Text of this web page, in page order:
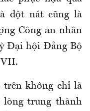
dột nát cũng là
Công an nhân
Đại hội Đảng Bộ
VII.
trên không chỉ là
lòng trung thành